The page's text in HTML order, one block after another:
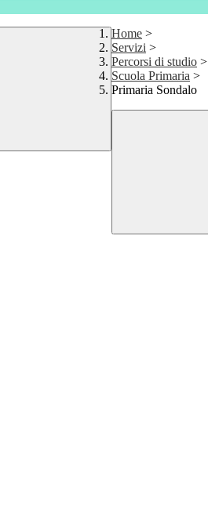
Home >
Servizi >
Percorsi di studio >
Scuola Primaria >
Primaria Sondalo